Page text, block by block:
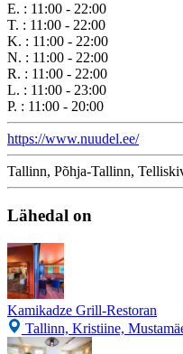
E. : 11:00 - 22:00
T. : 11:00 - 22:00
K. : 11:00 - 22:00
N. : 11:00 - 22:00
R. : 11:00 - 22:00
L. : 11:00 - 23:00
P. : 11:00 - 20:00
https://www.nuudel.ee/
Tallinn, Põhja-Tallinn,
Lähedal on
Kamikadze Grill-Restoran
Tallinn, Kristiine,